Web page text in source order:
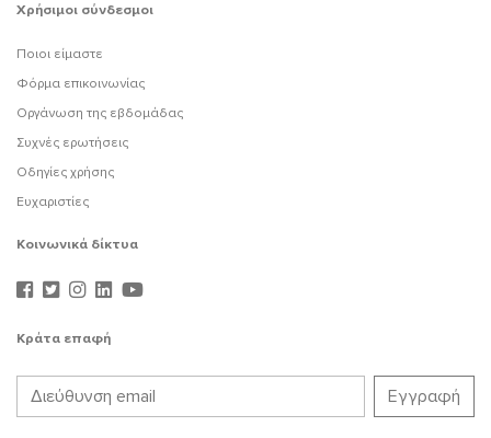
Χρήσιμοι σύνδεσμοι
Ποιοι είμαστε
Φόρμα επικοινωνίας
Οργάνωση της εβδομάδας
Συχνές ερωτήσεις
Οδηγίες χρήσης
Ευχαριστίες
Κοινωνικά δίκτυα
Κράτα επαφή